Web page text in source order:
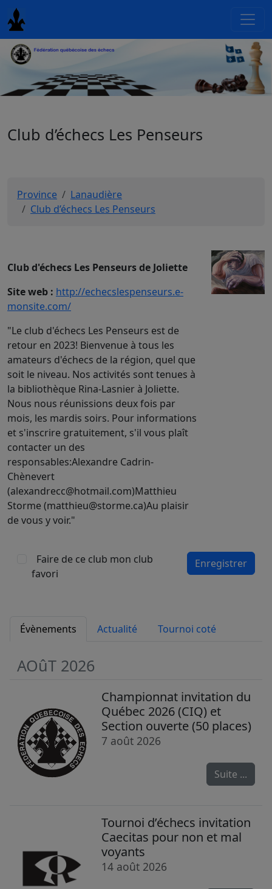
Club d’échecs Les Penseurs
Province
Lanaudière
Club d’échecs Les Penseurs
Club d'échecs Les Penseurs de Joliette
Site web : http://echecslespenseurs.e-
monsite.com/
"Le club d'échecs Les Penseurs est de
retour en 2023! Bienvenue à tous les
amateurs d'échecs de la région, quel que
soit le niveau. Nos activités sont tenues à
la bibliothèque Rina-Lasnier à Joliette.
Nous nous réunissions deux fois par
mois, les mardis soirs. Pour informations
et s'inscrire gratuitement, s'il vous plaît
contacter un des
responsables:Alexandre Cadrin-
Chènevert
(alexandrecc@hotmail.com)Matthieu
Storme (matthieu@storme.ca)Au plaisir
de vous y voir."
Faire de ce club mon club
favori
Enregistrer
Évènements Actualité Tournoi coté
AOûT 2026
Championnat invitation du
Québec 2026 (CIQ) et
Section ouverte (50 places)
7 août 2026
Suite ...
Tournoi d’échecs invitation
Caecitas pour non et mal
voyants
14 août 2026